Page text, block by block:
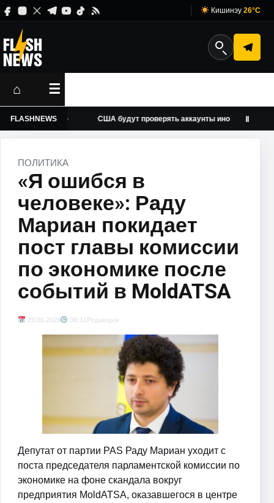
Кишинэу 26°C
⌂ ☰
FLASHNEWS
войны США будут проверять аккаунты иностранныхⅡ
ПОЛИТИКА
«Я ошибся в
человеке»: Раду
Мариан покидает
пост главы комиссии
по экономике после
событий в MoldATSA
29.06.2026 08:11 Редакция
Депутат от партии PAS Раду Мариан уходит с
поста председателя парламентской комиссии по
экономике на фоне скандала вокруг
предприятия MoldATSA, оказавшегося в центре